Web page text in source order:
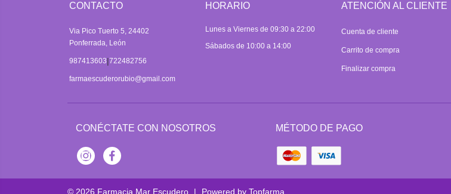
CONTACTO
Via Pico Tuerto 5, 24402
Ponferrada, León
987413603|722482756
farmaescuderorubio@gmail.com
HORARIO
Lunes a Viernes de 09:30 a 22:00
Sábados de 10:00 a 14:00
ATENCIÓN AL CLIENTE
Cuenta de cliente
Carrito de compra
Finalizar compra
CONÉCTATE CON NOSOTROS
InstagramFacebook
MÉTODO DE PAGO
© 2026 Farmacia Mar Escudero | Powered by Topfarma